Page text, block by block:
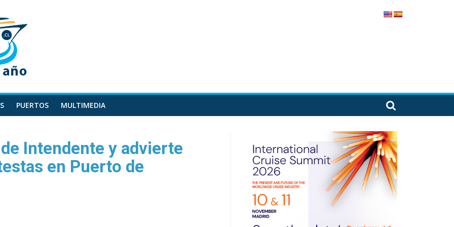
PUERTOS MULTIMEDIA
Intendente y advierte
en Puerto de